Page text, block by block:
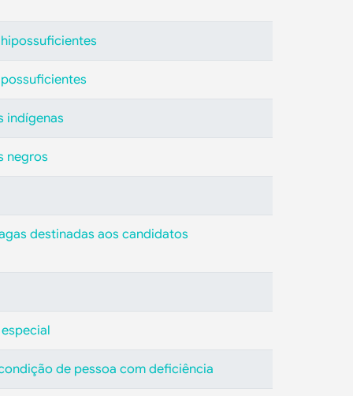
indígenas
negros
destinadas aos candidatos
de pessoa com deficiência